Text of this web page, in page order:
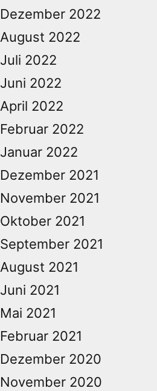
Dezember 2022
August 2022
Juli 2022
Juni 2022
April 2022
Februar 2022
Januar 2022
Dezember 2021
November 2021
Oktober 2021
September 2021
August 2021
Juni 2021
Mai 2021
Februar 2021
Dezember 2020
November 2020